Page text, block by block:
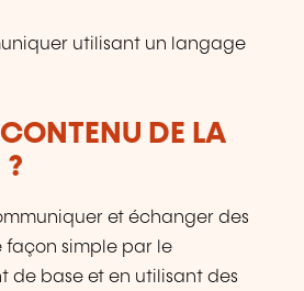
utilisant un langage
CONTENU DE LA
?
et échanger des
façon simple par le
de base et en utilisant des